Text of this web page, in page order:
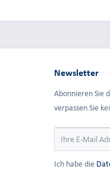
Newsletter
Abonnieren Sie
verpassen Sie
Ich habe die